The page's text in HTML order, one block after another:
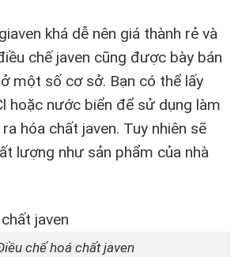
khá dễ nên giá thành rẻ và
chế javen cũng được bày bán
một số cơ sở. Bạn có thể lấy
hoặc nước biển để sử dụng làm
hóa chất javen. Tuy nhiên sẽ
lượng như sản phẩm của nhà
chế hoá chất javen